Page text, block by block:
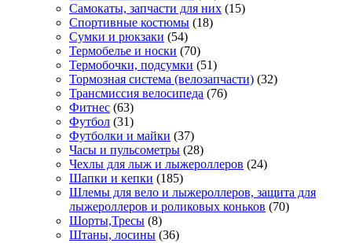
Самокаты, запчасти для них (15)
Спортивные костюмы (18)
Сумки и рюкзаки (54)
Термобелье и носки (70)
Термобочки, подсумки (51)
Тормозная система (велозапчасти) (32)
Трансмиссия велосипеда (76)
Фитнес (63)
Футбол (31)
Футболки и майки (37)
Часы и пульсометры (28)
Чехлы для лыж и лыжероллеров (24)
Шапки и кепки (185)
Шлемы для вело и лыжероллеров, защита для
лыжероллеров и роликовых коньков (70)
Шорты,Тресы (8)
Штаны, лосины (36)